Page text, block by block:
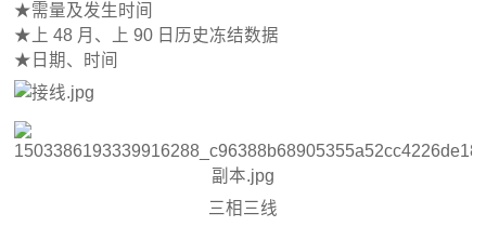
★需量及发生时间
★上 48 月、上 90 日历史冻结数据
★日期、时间
三相三线